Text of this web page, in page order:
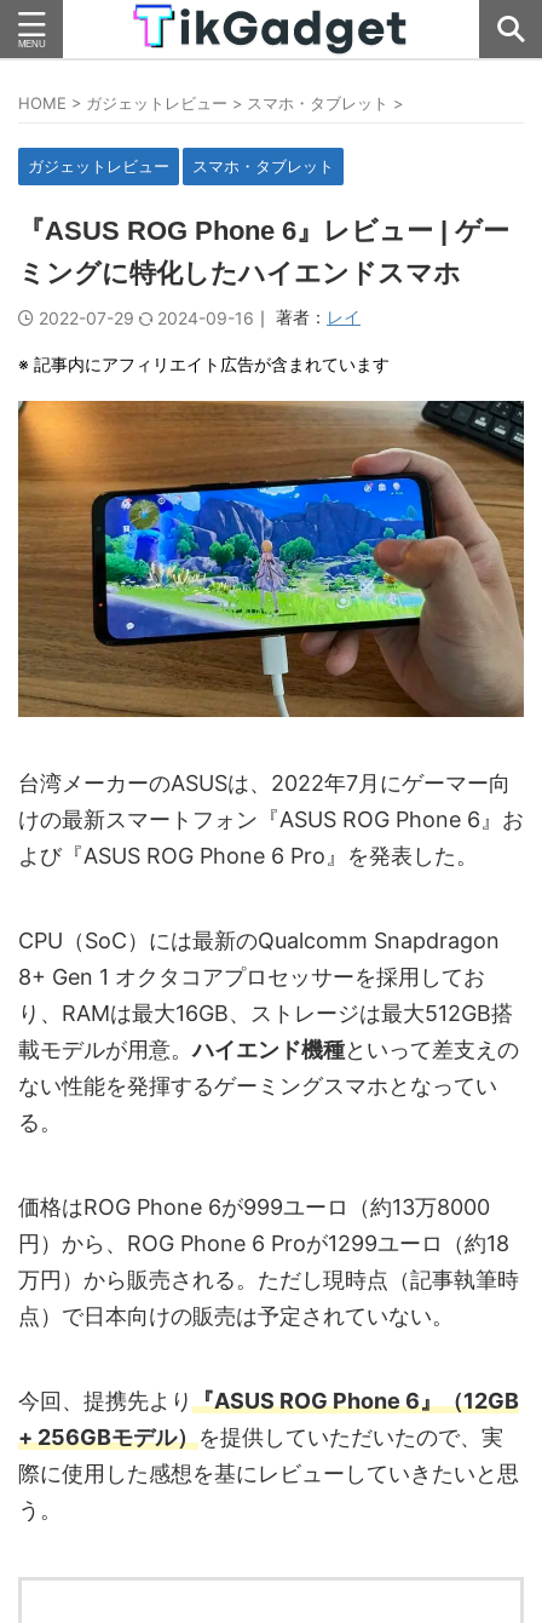
HOME > ガジェットレビュー > スマホ・タブレット >
ガジェットレビュー スマホ・タブレット
『ASUS ROG Phone 6』レビュー | ゲー
ミングに特化したハイエンドスマホ
2022-07-29 2024-09-16 ｜ 著者： レイ
※ 記事内にアフィリエイト広告が含まれています
台湾メーカーのASUSは、2022年7月にゲーマー向
けの最新スマートフォン『ASUS ROG Phone 6』お
よび『ASUS ROG Phone 6 Pro』を発表した。
CPU（SoC）には最新のQualcomm Snapdragon
8+ Gen 1 オクタコアプロセッサーを採用してお
り、RAMは最大16GB、ストレージは最大512GB搭
載モデルが用意。ハイエンド機種といって差支えの
ない性能を発揮するゲーミングスマホとなってい
る。
価格はROG Phone 6が999ユーロ（約13万8000
円）から、ROG Phone 6 Proが1299ユーロ（約18
万円）から販売される。ただし現時点（記事執筆時
点）で日本向けの販売は予定されていない。
今回、提携先より『ASUS ROG Phone 6』（12GB
+ 256GBモデル）を提供していただいたので、実
際に使用した感想を基にレビューしていきたいと思
う。